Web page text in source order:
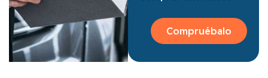
Compruébalo